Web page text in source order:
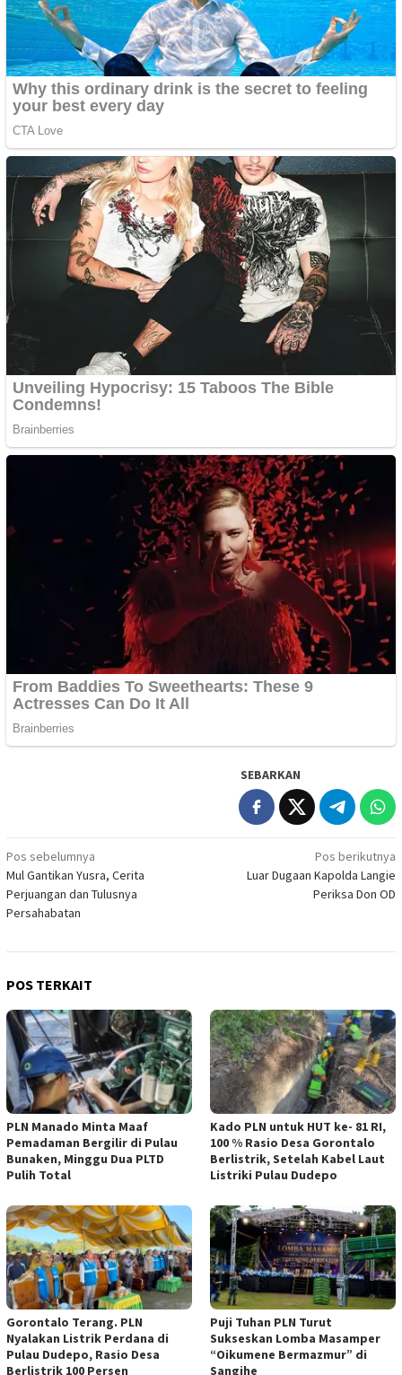
SEBARKAN
Navigasi
pos
Pos sebelumnya
Mul Gantikan Yusra, Cerita
Perjuangan dan Tulusnya
Persahabatan
Pos berikutnya
Luar Dugaan Kapolda Langie
Periksa Don OD
POS TERKAIT
PLN Manado Minta Maaf
Pemadaman Bergilir di Pulau
Bunaken, Minggu Dua PLTD
Pulih Total
Kado PLN untuk HUT ke- 81 RI,
100 % Rasio Desa Gorontalo
Berlistrik, Setelah Kabel Laut
Listriki Pulau Dudepo
Gorontalo Terang. PLN
Nyalakan Listrik Perdana di
Pulau Dudepo, Rasio Desa
Berlistrik 100 Persen
Puji Tuhan PLN Turut
Sukseskan Lomba Masamper
“Oikumene Bermazmur” di
Sangihe